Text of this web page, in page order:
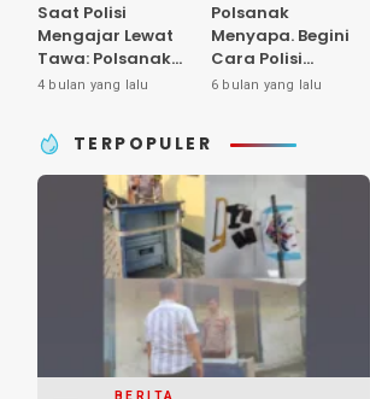
Saat Polisi
Mengajar Lewat
Tawa: Polsanak
Pasuruan Sentuh
Sejak Dini
4 bulan yang lalu
Polsanak
Menyapa. Begini
Cara Polisi
Mendekatkan
Sejak Usia Dini
6 bulan yang lalu
TERPOPULER